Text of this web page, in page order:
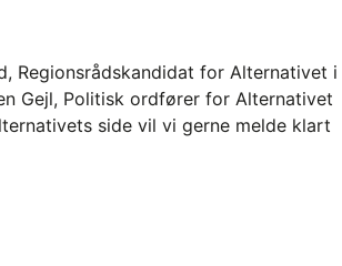
Regionsrådskandidat for Alternativet i
Gejl, Politisk ordfører for Alternativet
side vil vi gerne melde klart